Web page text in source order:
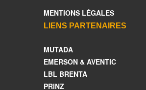
MENTIONS LÉGALES
LIENS PARTENAIRES
MUTADA
EMERSON & AVENTIC
LBL BRENTA
PRINZ